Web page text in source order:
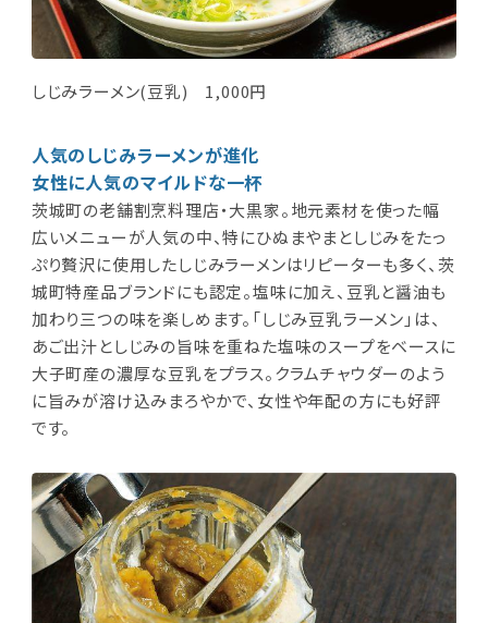
しじみラーメン(豆乳) 1,000円
人気のしじみラーメンが進化
女性に人気のマイルドな一杯
茨城町の老舗割烹料理店・大黒家。地元素材を使った幅
広いメニューが人気の中、特にひぬまやまとしじみをたっ
ぷり贅沢に使用したしじみラーメンはリピーターも多く、茨
城町特産品ブランドにも認定。塩味に加え、豆乳と醤油も
加わり三つの味を楽しめます。「しじみ豆乳ラーメン」は、
あご出汁としじみの旨味を重ねた塩味のスープをベースに
大子町産の濃厚な豆乳をプラス。クラムチャウダーのよう
に旨みが溶け込みまろやかで、女性や年配の方にも好評
です。